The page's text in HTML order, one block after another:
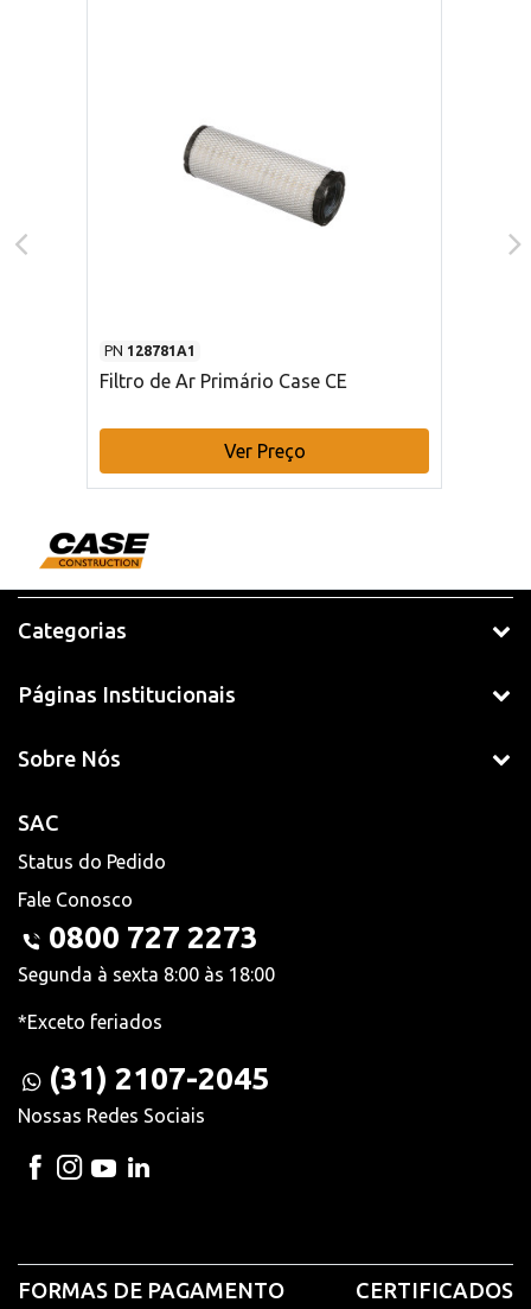
PN 128781A1
Filtro de Ar Primário Case CE
Ver Preço
Categorias
Páginas Institucionais
Sobre Nós
SAC
Status do Pedido
Fale Conosco
0800 727 2273
Segunda à sexta 8:00 às 18:00
*Exceto feriados
(31) 2107-2045
Nossas Redes Sociais
FORMAS DE PAGAMENTO CERTIFICADOS